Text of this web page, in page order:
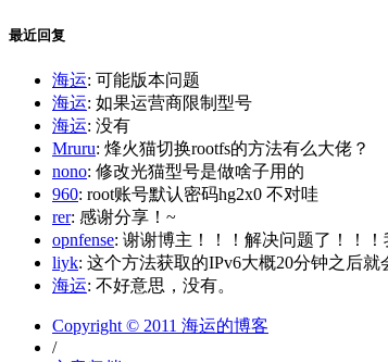
最近回复
海运: 可能版本问题
海运: 如果运营商限制型号
海运: 没有
Mruru: 烽火猫切换rootfs的方法有么大佬？
nono: 修改光猫型号是做啥子用的
960: root账号默认密码hg2x0 不对哇
rer: 感谢分享！~
opnfense: 谢谢博主！！！解决问题了！！
liyk: 这个方法获取的IPv6大概20分钟之后
海运: 不好意思，没有。
Copyright © 2011 海运的博客
/